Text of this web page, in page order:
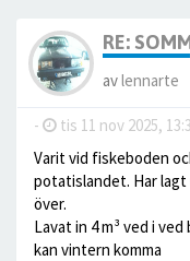
RE:
avlennarte
- tis 11 nov 2025,
Varit vid fiskeboden
potatislandet. Har
över.
Lavat in 4 m³ ved i
kan vintern komma